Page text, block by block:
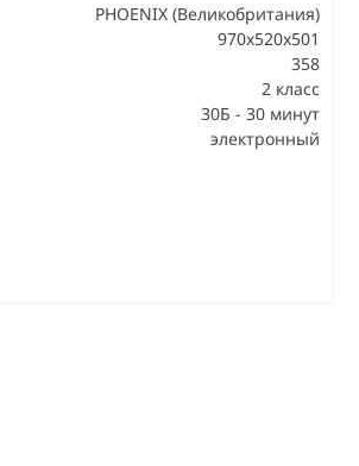
PHOENIX (Великобритания)
970х520х501
358
2 класс
30Б - 30 минут
электронный